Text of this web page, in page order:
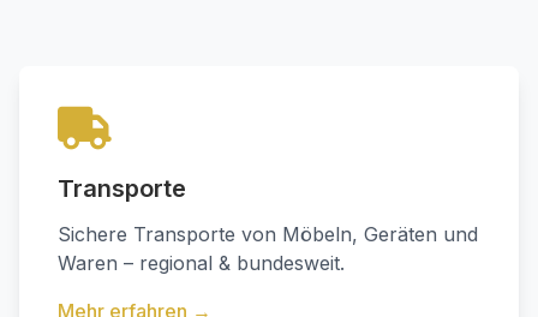
Transporte
Sichere Transporte von Möbeln, Geräten und
Waren – regional & bundesweit.
Mehr erfahren →